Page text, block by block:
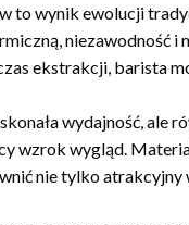
to wynik ewolucji
niezawodność i
ekstrakcji, barista
wydajność, ale
wzrok wygląd.
nie tylko atrakcyjny